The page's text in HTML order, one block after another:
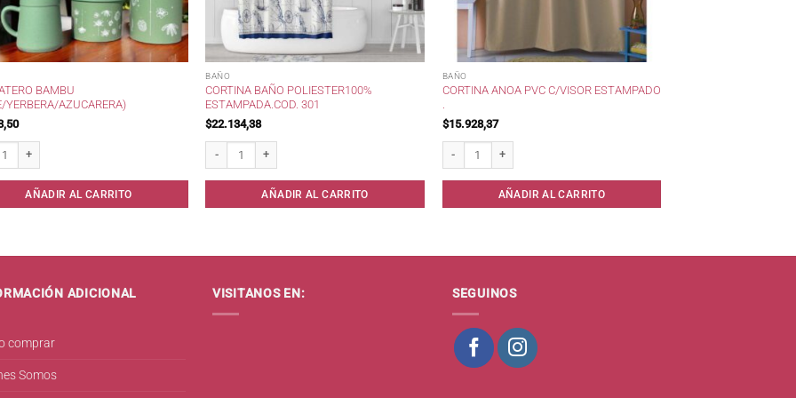
BAMBU
YERBERA/AZUCARERA)
AÑADIR AL CARRITO
BAÑO
CORTINA BAÑO POLIESTER100%
ESTAMPADA.COD. 301
$22.134,38
AÑADIR AL CARRITO
BAÑO
CORTINA ANOA PVC C/VISOR ESTAMPADO
$15.928,37
AÑADIR AL CARRITO
ADICIONAL
comprar
Somos
VISITANOS EN: SEGUINOS